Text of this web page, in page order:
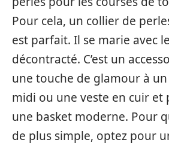
Pour cela, un collier de
est parfait. Il se marie avec
décontracté. C’est un
une touche de glamour à
midi ou une veste en cuir et
une basket moderne. Pour
de plus simple, optez pour